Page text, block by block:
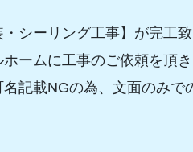
シーリング工事】が完工致
ームに工事のご依頼を頂
記載NGの為、文面のみで